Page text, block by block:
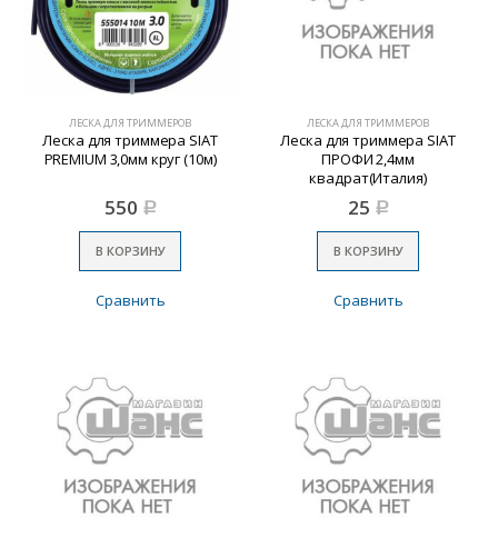
ЛЕСКА ДЛЯ ТРИММЕРОВ
Леска для триммера SIAT
PREMIUM 3,0мм круг (10м)
550 Р
В КОРЗИНУ
Сравнить
ЛЕСКА ДЛЯ ТРИММЕРОВ
Леска для триммера SIAT
ПРОФИ 2,4мм
квадрат(Италия)
25 Р
В КОРЗИНУ
Сравнить